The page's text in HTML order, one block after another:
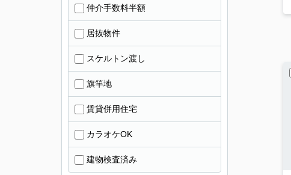
仲介手数料半額
居抜物件
スケルトン渡し
旗竿地
賃貸併用住宅
カラオケOK
建物検査済み